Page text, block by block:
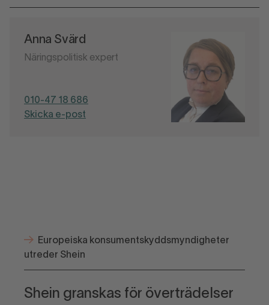
Anna Svärd
Näringspolitisk expert
010-47 18 686
Skicka e-post
Europeiska konsumentskyddsmyndigheter
utreder Shein
Shein granskas för överträdelser